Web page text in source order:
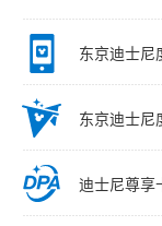
东京迪士尼
东京迪士尼
迪士尼尊享